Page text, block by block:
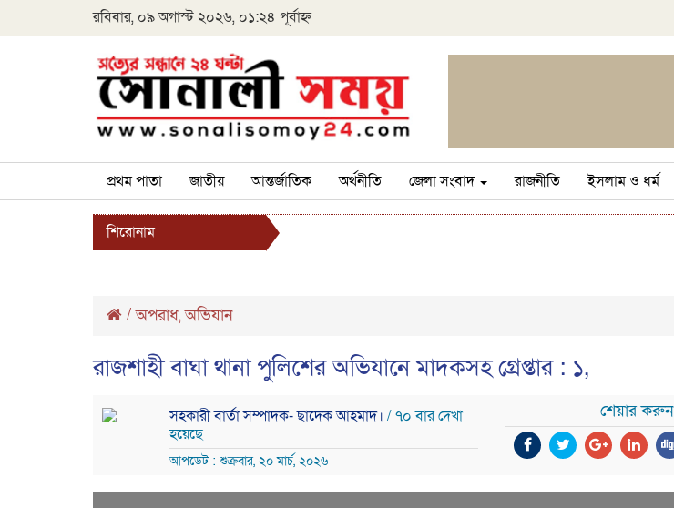
রবিবার, ০৯ অগাস্ট ২০২৬, ০১:২৪ পূর্বাহ্ন
প্রথম পাতা জাতীয় আন্তর্জাতিক অর্থনীতি জেলা সংবাদ রাজনীতি ইসলাম ও ধর্ম
শিরোনাম
/অপরাধ,অভিযান
রাজশাহী বাঘা থানা পুলিশের অভিযানে মাদকসহ গ্রেপ্তার : ১,
সহকারী বার্তা সম্পাদক- ছাদেক আহমাদ। / ৭০ বার দেখা
হয়েছে
আপডেট : শুক্রবার, ২০ মার্চ, ২০২৬
শেয়ার করুন